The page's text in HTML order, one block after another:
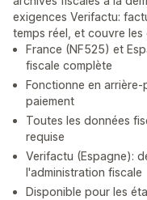
exigences Verifactu:
temps réel, et couvre les
France (NF525) et
fiscale complète
Fonctionne en
paiement
Toutes les données
requise
Verifactu (Espagne):
l'administration fiscale
Disponible pour les